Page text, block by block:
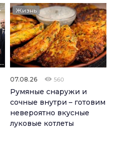
Жизнь
07.08.26 560
Румяные снаружи и
сочные внутри – готовим
невероятно вкусные
луковые котлеты